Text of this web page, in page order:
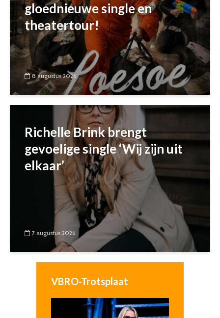
gloednieuwe single en
theatertour!
8 augustus 2026
Richelle Brink brengt
gevoelige single ‘Wij zijn uit
elkaar’
7 augustus 2026
VBRO-Trotsplaat